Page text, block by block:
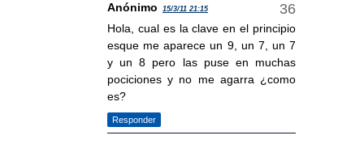
Anónimo 15/3/11 21:15
Hola, cual es la clave en el principio
esque me aparece un 9, un 7, un 7
y un 8 pero las puse en muchas
pociciones y no me agarra ¿como
es?
Responder